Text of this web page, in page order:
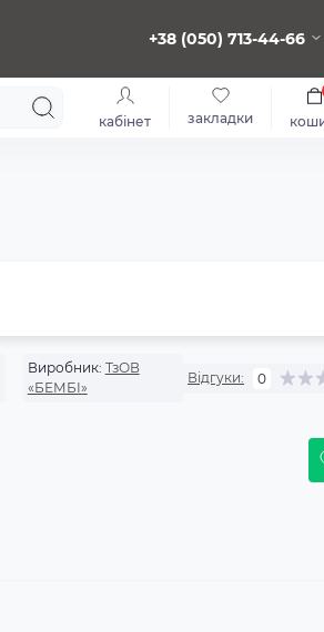
+38 (050) 713-44-66
кабінет закладки
Виробник: ТзОВ
«БЕМБІ»
Відгуки: 0